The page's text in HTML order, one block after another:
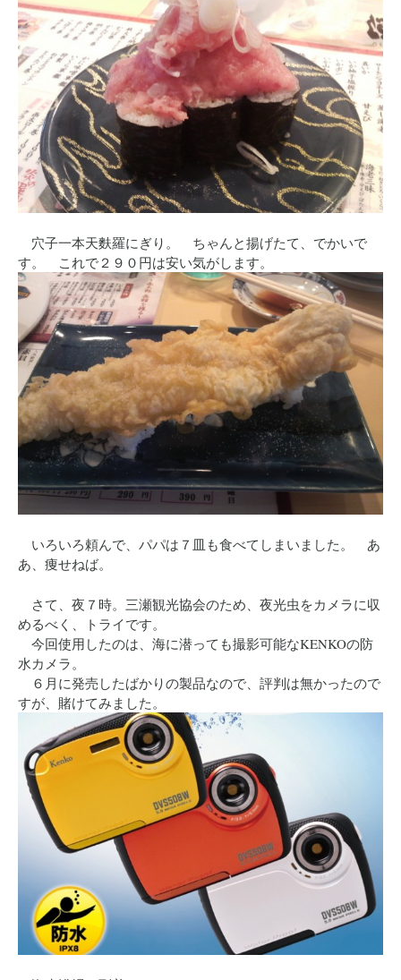
穴子一本天麩羅にぎり。 ちゃんと揚げたて、でかいで
す。 これで２９０円は安い気がします。
いろいろ頼んで、パパは７皿も食べてしまいました。 あ
あ、痩せねば。
さて、夜７時。三瀬観光協会のため、夜光虫をカメラに収
めるべく、トライです。
今回使用したのは、海に潜っても撮影可能なKENKOの防
水カメラ。
６月に発売したばかりの製品なので、評判は無かったので
すが、賭けてみました。